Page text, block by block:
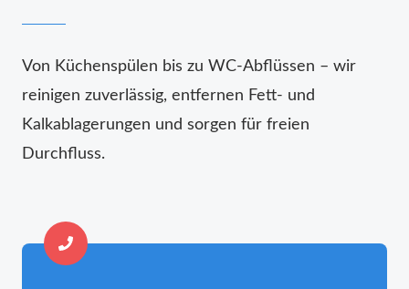
Von Küchenspülen bis zu WC-Abflüssen – wir
reinigen zuverlässig, entfernen Fett- und
Kalkablagerungen und sorgen für freien
Durchfluss.